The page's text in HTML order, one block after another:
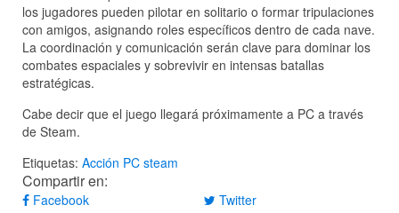
los jugadores pueden pilotar en solitario o formar tripulaciones
con amigos, asignando roles específicos dentro de cada nave.
La coordinación y comunicación serán clave para dominar los
combates espaciales y sobrevivir en intensas batallas
estratégicas.
Cabe decir que el juego llegará próximamente a PC a través
de Steam.
Etiquetas: Acción PC steam
Compartir en:
Facebook Twitter